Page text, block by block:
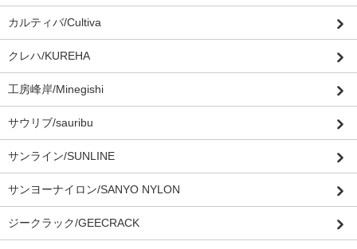
カルティバ/Cultiva
クレハ/KUREHA
工房峰岸/Minegishi
サウリブ/sauribu
サンライン/SUNLINE
サンヨーナイロン/SANYO NYLON
ジークラック/GEECRACK